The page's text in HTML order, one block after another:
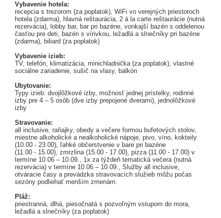
Vybavenie hotela:
recepcia s trezorom (za poplatok), WiFi vo verejných priestoroch
hotela (zdarma), hlavná reštaurácia, 2 á la carte reštaurácie (nutná
rezervácia), lobby bar, bar pri bazéne, vonkajší bazén s oddelenou
časťou pre deti, bazén s vírivkou, ležadlá a slnečníky pri bazéne
(zdarma), biliard (za poplatok)
Vybavenie izieb:
TV, telefón, klimatizácia, minichladnička (za poplatok), vlastné
sociálne zariadenie, sušič na vlasy, balkón
Ubytovanie:
Typy izieb: dvojlôžkové izby, možnosť jednej prístelky, rodinné
izby pre 4 – 5 osôb (dve izby prepojené dverami), jednolôžkové
izby
Stravovanie:
all inclusive, raňajky, obedy a večere formou bufetových stolov,
miestne alkoholické a nealkoholické nápoje, pivo, víno, kokteily
(10.00 - 23.00), ľahké občerstvenie v bare pri bazéne
(11.00 - 15.00), zmrzlina (15.00 - 17.00), pizza (11.00 - 17.00) v
termíne 10.06 – 10.09., 1x za týždeň tematická večera (nutná
rezervácia) v termíne 10.06 – 10.09., Služby all inclusive,
otváracie časy a prevádzka stravovacích služieb môžu počas
sezóny podliehať menším zmenám.
Pláž:
priestranná, dlhá, piesočnatá s pozvoľným vstupom do mora,
ležadlá a slnečníky (za poplatok)